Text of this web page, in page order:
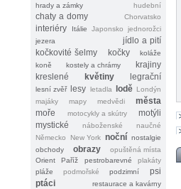
hrady a zámky hudební
chaty a domy Chorvatsko
interiéry Itálie Japonsko
jednorožci
jezera
jídlo a pití
kočkovité šelmy
kočky
koláže
koně
kostely a chrámy
krajiny
kreslené
květiny legrační
lesní zvěř lesy letadla lodě Londýn
majáky
mapy medvědi
města
moře
motocykly a skútry
motýli
mystické
náboženské
naučné
Německo
New York noční nostalgie
obchody
obrazy
opuštěná místa
Orient
Paříž pestrobarevné
plakáty
pláže
podmořské podzimní
psi
ptáci
restaurace a kavárny